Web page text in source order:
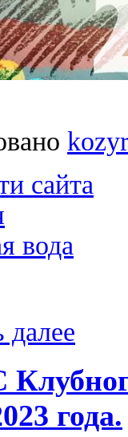
сайта
вода
далее
года.